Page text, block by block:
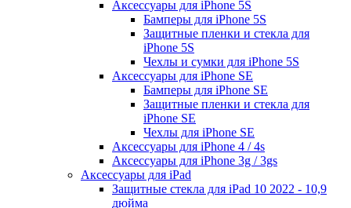
Аксессуары для iPhone 5S
Бамперы для iPhone 5S
Защитные пленки и стекла для
iPhone 5S
Чехлы и сумки для iPhone 5S
Аксессуары для iPhone SE
Бамперы для iPhone SE
Защитные пленки и стекла для
iPhone SE
Чехлы для iPhone SE
Аксессуары для iPhone 4 / 4s
Аксессуары для iPhone 3g / 3gs
Аксессуары для iPad
Защитные стекла для iPad 10 2022 - 10,9
дюйма